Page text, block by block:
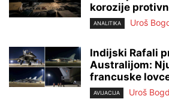
korozije
ANALITIKA Uroš
Indijski Rafali
Australijom:
francuske
AVIJACIJA Uroš